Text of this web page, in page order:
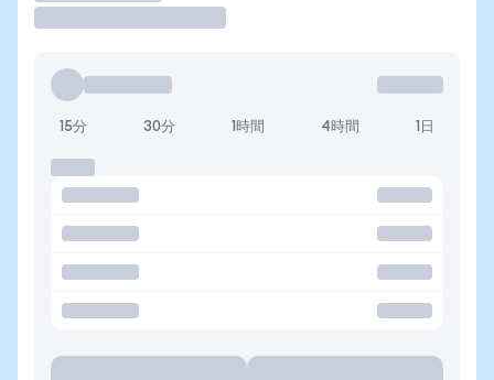
15分 30分 1時間 4時間 1日